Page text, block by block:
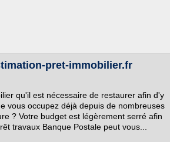
pret-immobilier.fr
qu'il est nécessaire de restaurer afin d'y
vous occupez déjà depuis de nombreuses
? Votre budget est légèrement serré afin
travaux Banque Postale peut vous...